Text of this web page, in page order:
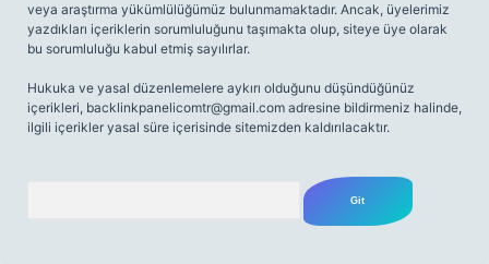
veya araştırma yükümlülüğümüz bulunmamaktadır. Ancak, üyelerimiz
yazdıkları içeriklerin sorumluluğunu taşımakta olup, siteye üye olarak
bu sorumluluğu kabul etmiş sayılırlar.
Hukuka ve yasal düzenlemelere aykırı olduğunu düşündüğünüz
içerikleri, backlinkpanelicomtr@gmail.com adresine bildirmeniz halinde,
ilgili içerikler yasal süre içerisinde sitemizden kaldırılacaktır.